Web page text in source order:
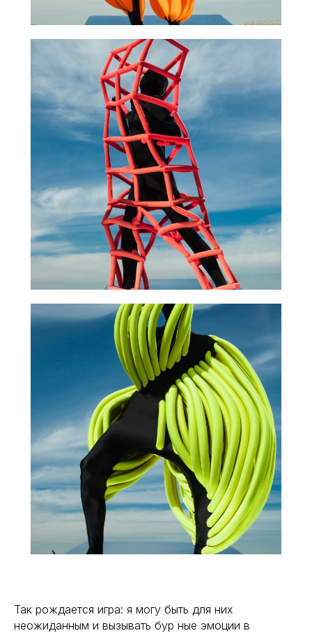
Так рождается игра: я могу быть для них
неожиданным и вызывать бур ные эмоции в